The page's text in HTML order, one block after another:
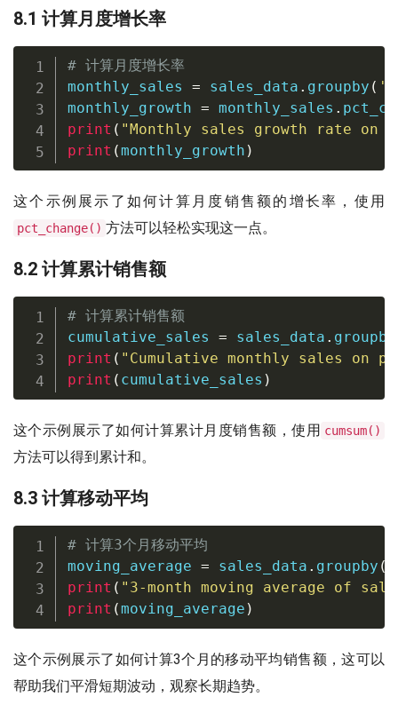
8.1 计算月度增长率
# 计算月度增长率
monthly_sales = sales_data . groupby (
monthly_growth = monthly_sales .
print ( "Monthly sales growth rate on
print (monthly_growth )
这个示例展示了如何计算月度销售额的增长率，使用
pct_change() 方法可以轻松实现这一点。
8.2 计算累计销售额
# 计算累计销售额
cumulative_sales = sales_data . groupby
print ( "Cumulative monthly sales on
print ( cumulative_sales )
这个示例展示了如何计算累计月度销售额，使用 cumsum()
方法可以得到累计和。
8.3 计算移动平均
# 计算3个月移动平均
moving_average = sales_data . groupby (
print ( "3-month moving average of
print (moving_average )
这个示例展示了如何计算3个月的移动平均销售额，这可以
帮助我们平滑短期波动，观察长期趋势。